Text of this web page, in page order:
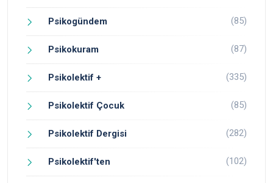
Psikogündem (85)
Psikokuram (87)
Psikolektif + (335)
Psikolektif Çocuk (85)
Psikolektif Dergisi (282)
Psikolektif'ten (102)